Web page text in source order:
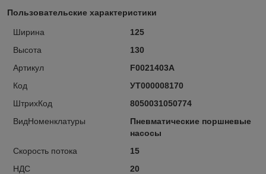
Пользовательские характеристики
Ширина
125
Высота
130
Артикул
F0021403A
Код
УТ000008170
ШтрихКод
8050031050774
ВидНоменклатуры
Пневматические поршневые
насосы
Скорость потока
15
НДС
20